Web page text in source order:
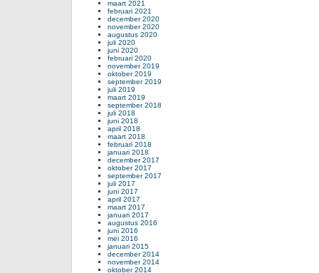
maart 2021
februari 2021
december 2020
november 2020
augustus 2020
juli 2020
juni 2020
februari 2020
november 2019
oktober 2019
september 2019
juli 2019
maart 2019
september 2018
juli 2018
juni 2018
april 2018
maart 2018
februari 2018
januari 2018
december 2017
oktober 2017
september 2017
juli 2017
juni 2017
april 2017
maart 2017
januari 2017
augustus 2016
juni 2016
mei 2016
januari 2015
december 2014
november 2014
oktober 2014